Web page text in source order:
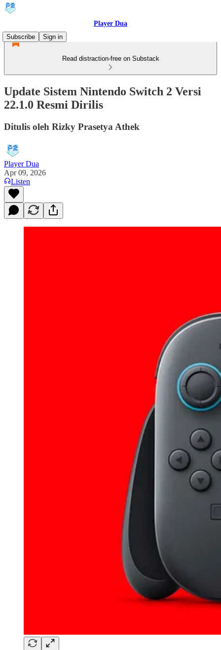
Player Dua
Subscribe
Sign in
Read distraction-free on Substack
Update Sistem Nintendo Switch 2 Versi
22.1.0 Resmi Dirilis
Ditulis oleh Rizky Prasetya Athek
Player Dua
Apr 09, 2026
Listen